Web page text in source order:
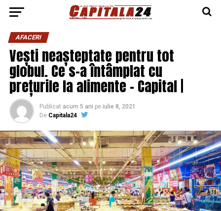
AFACERI
Vești neașteptate pentru tot
globul. Ce s-a întâmplat cu
prețurile la alimente – Capital |
Publicat acum 5 ani pe iulie 8, 2021
De Capitala24